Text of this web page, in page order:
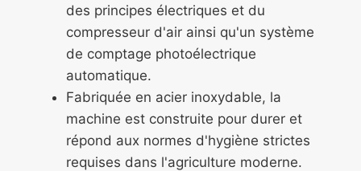
des principes électriques et du
compresseur d'air ainsi qu'un système
de comptage photoélectrique
automatique.
Fabriquée en acier inoxydable, la
machine est construite pour durer et
répond aux normes d'hygiène strictes
requises dans l'agriculture moderne.